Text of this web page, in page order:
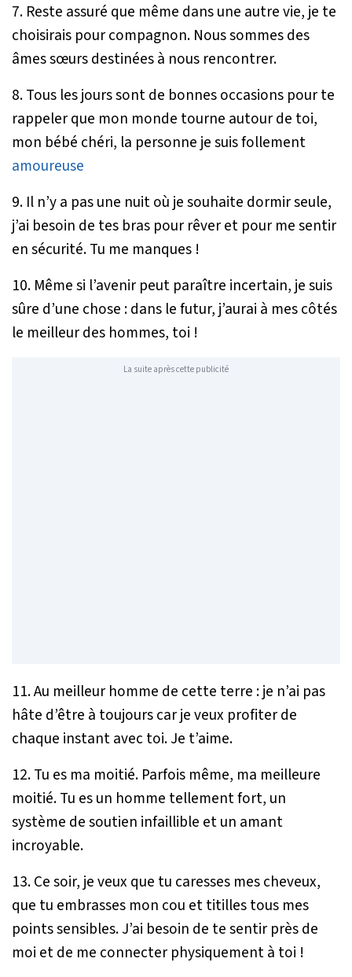
7. Reste assuré que même dans une autre vie, je te
choisirais pour compagnon. Nous sommes des
âmes sœurs destinées à nous rencontrer.
8. Tous les jours sont de bonnes occasions pour te
rappeler que mon monde tourne autour de toi,
mon bébé chéri, la personne je suis follement
amoureuse
9. Il n’y a pas une nuit où je souhaite dormir seule,
j’ai besoin de tes bras pour rêver et pour me sentir
en sécurité. Tu me manques !
10. Même si l’avenir peut paraître incertain, je suis
sûre d’une chose : dans le futur, j’aurai à mes côtés
le meilleur des hommes, toi !
La suite après cette publicité
11. Au meilleur homme de cette terre : je n’ai pas
hâte d’être à toujours car je veux profiter de
chaque instant avec toi. Je t’aime.
12. Tu es ma moitié. Parfois même, ma meilleure
moitié. Tu es un homme tellement fort, un
système de soutien infaillible et un amant
incroyable.
13. Ce soir, je veux que tu caresses mes cheveux,
que tu embrasses mon cou et titilles tous mes
points sensibles. J’ai besoin de te sentir près de
moi et de me connecter physiquement à toi !